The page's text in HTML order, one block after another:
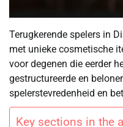
Terugkerende spelers in
met unieke cosmetische
voor degenen die eerder
gestructureerde en
spelerstevredenheid en
Key sections in the